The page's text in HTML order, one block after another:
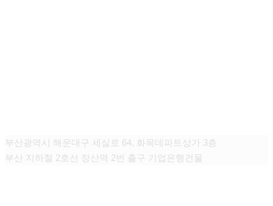
부산광역시 해운대구 세실로 64, 화목데파트상가 3층
부산 지하철 2호선 장산역 2번 출구 기업은행건물